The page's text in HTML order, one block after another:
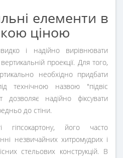
елементи в
ціною
і надійно вирівнювати
проекції. Для того,
необхідно придбати
технічною назвою "підвіс
надійно фіксувати
до стіни.
гіпсокартону, його часто
незвичайних хитромудрих і
стельових конструкцій. В